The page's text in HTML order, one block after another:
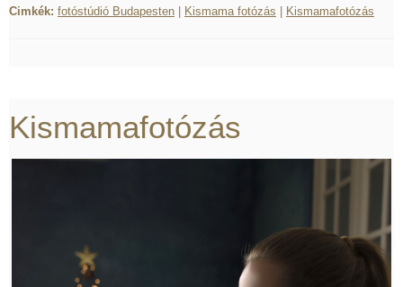
Cimkék: fotóstúdió Budapesten Kismama fotózás Kismamafotózás
Kismamafotózás